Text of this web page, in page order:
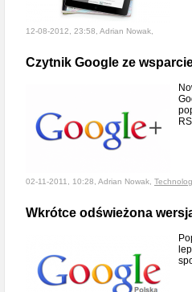
12-08-2012, 23:58, Adrian Nowak,
Czytnik Google ze
02-11-2011, 10:28, Adrian Nowak,
Wkrótce odświeżona